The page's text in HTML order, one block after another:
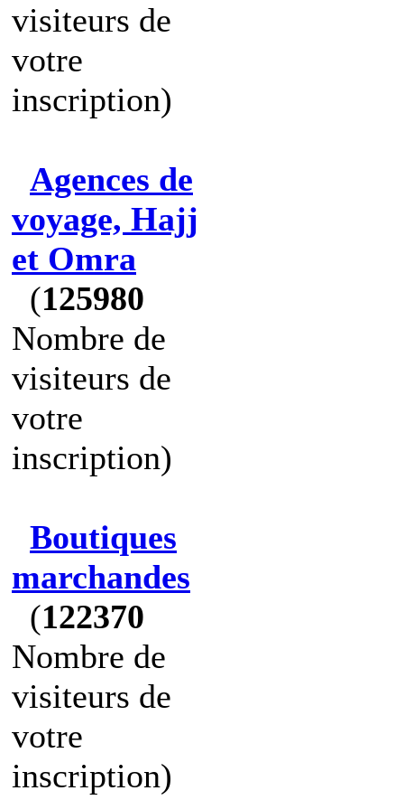
visiteurs de
votre
inscription)
Agences de
voyage, Hajj
et Omra
(125980
Nombre de
visiteurs de
votre
inscription)
Boutiques
marchandes
(122370
Nombre de
visiteurs de
votre
inscription)